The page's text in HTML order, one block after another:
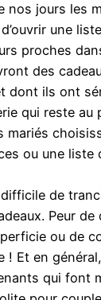
nos jours les
une
proches
des
dont ils ont
qui reste au
mariés
ou une liste
de
Peur de
ou de
! Et en
qui font